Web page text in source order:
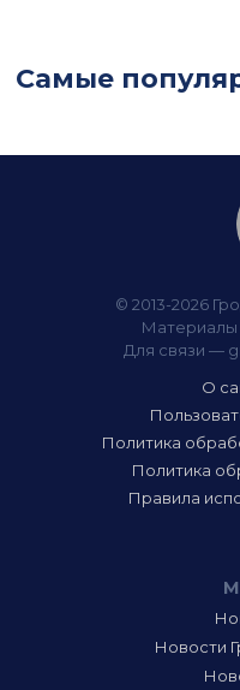
Самые
© 2013-2026
Материалы
Для связи —
О
Политика
Политика
Правила
Новости